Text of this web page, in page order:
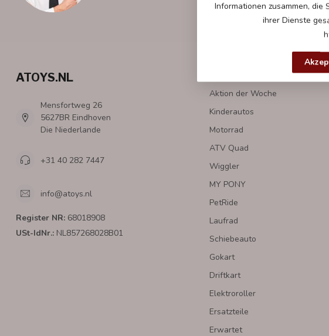
ATOYS.NL
Mensfortweg 26
5627BR Eindhoven
Die Niederlande
+31 40 282 7447
info@atoys.nl
Register NR: 68018908
USt-IdNr.: NL857268028B01
Aktion der Woche
Kinderautos
Motorrad
ATV Quad
Wiggler
MY PONY
PetRide
Laufrad
Schiebeauto
Gokart
Driftkart
Elektroroller
Ersatzteile
Erwartet
Informationen zusammen,
ihrer Dienste